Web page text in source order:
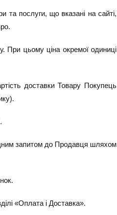
та послуги, що вказані на сайті,
При цьому ціна окремої одиниці
доставки Товару Покупець
запитом до Продавця шляхом
«Оплата і Доставка».